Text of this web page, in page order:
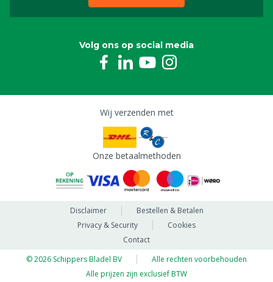
Volg ons op social media
Wij verzenden met
Onze betaalmethoden
Disclaimer
Bestellen & Betalen
Privacy & Security
Cookies
Contact
© 2026 Schippers Bladel BV
Alle rechten voorbehouden
Alle prijzen zijn exclusief BTW